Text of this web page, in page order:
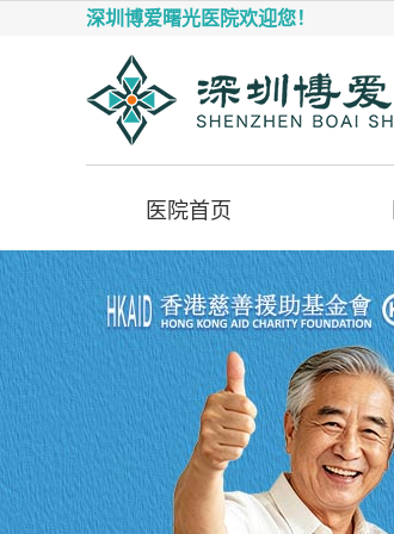
深圳博爱曙光医院欢迎您！
医院首页